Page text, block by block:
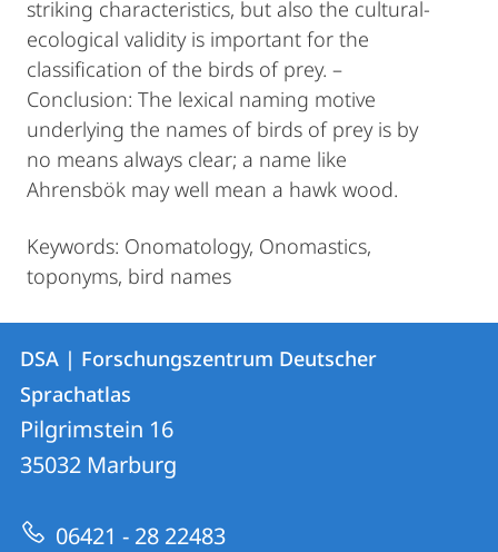
striking characteristics, but also the cul­tural-
ecological validity is important for the
classification of the birds of prey. –
Conclusion: The lexical naming motive
underlying the names of birds of prey is by
no means always clear; a name like
Ahrensbök may well mean a hawk wood.
Keywords: Onomatology, Onomastics,
toponyms, bird names
Kontakt
und
Informationen
zur
Website
Kontaktinformationen
DSA
|
Forschungszentrum
Sprachatlas
DSA | Forschungszentrum Deutscher
Sprachatlas
Pilgrimstein 16
35032 Marburg
06421 - 28 22483